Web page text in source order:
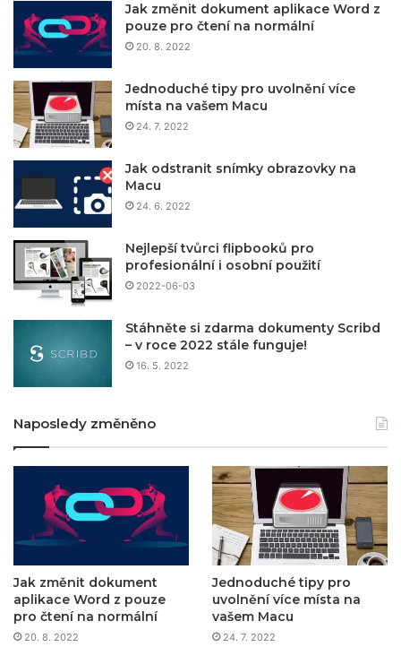
Jak změnit dokument aplikace Word z
pouze pro čtení na normální
20. 8. 2022
Jednoduché tipy pro uvolnění více
místa na vašem Macu
24. 7. 2022
Jak odstranit snímky obrazovky na
Macu
24. 6. 2022
Nejlepší tvůrci flipbooků pro
profesionální i osobní použití
2022-06-03
Stáhněte si zdarma dokumenty Scribd
– v roce 2022 stále funguje!
16. 5. 2022
Naposledy změněno
Jak změnit dokument
aplikace Word z pouze
pro čtení na normální
20. 8. 2022
Jednoduché tipy pro
uvolnění více místa na
vašem Macu
24. 7. 2022